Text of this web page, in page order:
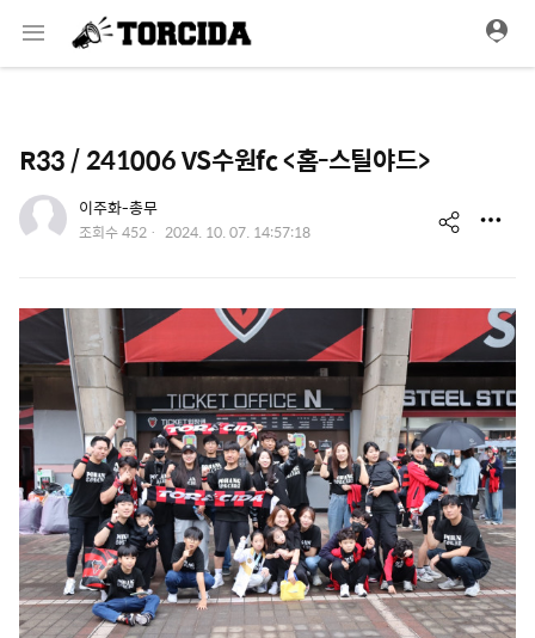
메
R33 / 241006 VS수원fc <홈-스틸야드>
유저 이미지이주화-총무
조회수452
작
2024. 10. 07. 14:57:18
s
a
r
e